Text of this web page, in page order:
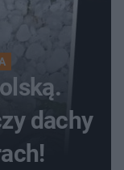
dachy